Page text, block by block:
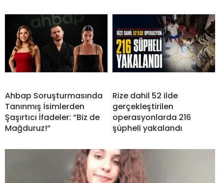
Ahbap Soruşturmasında
Tanınmış İsimlerden
Şaşırtıcı İfadeler: “Biz de
Mağduruz!”
Rize dahil 52 ilde
gerçekleştirilen
operasyonlarda 216
şüpheli yakalandı